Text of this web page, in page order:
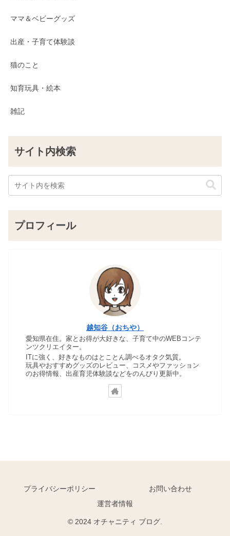
ママ＆ベビーグッズ
出産・子育て体験談
猫のこと
知育玩具・絵本
雑記
サイト内検索
プロフィール
越知谷（おちや）
愛知県在住。家とお得が大好きな、子育て中のWEBコンテ
ンツクリエイター。
ITに強く、好きなものはとことん調べるオタク気質。
玩具やおすすめグッズのレビュー、コスメやファッション
のお得情報、出産育児体験談などをのんびり更新中。
プライバシーポリシー
お問い合わせ
運営者情報
© 2024 オチャニティ ブログ.